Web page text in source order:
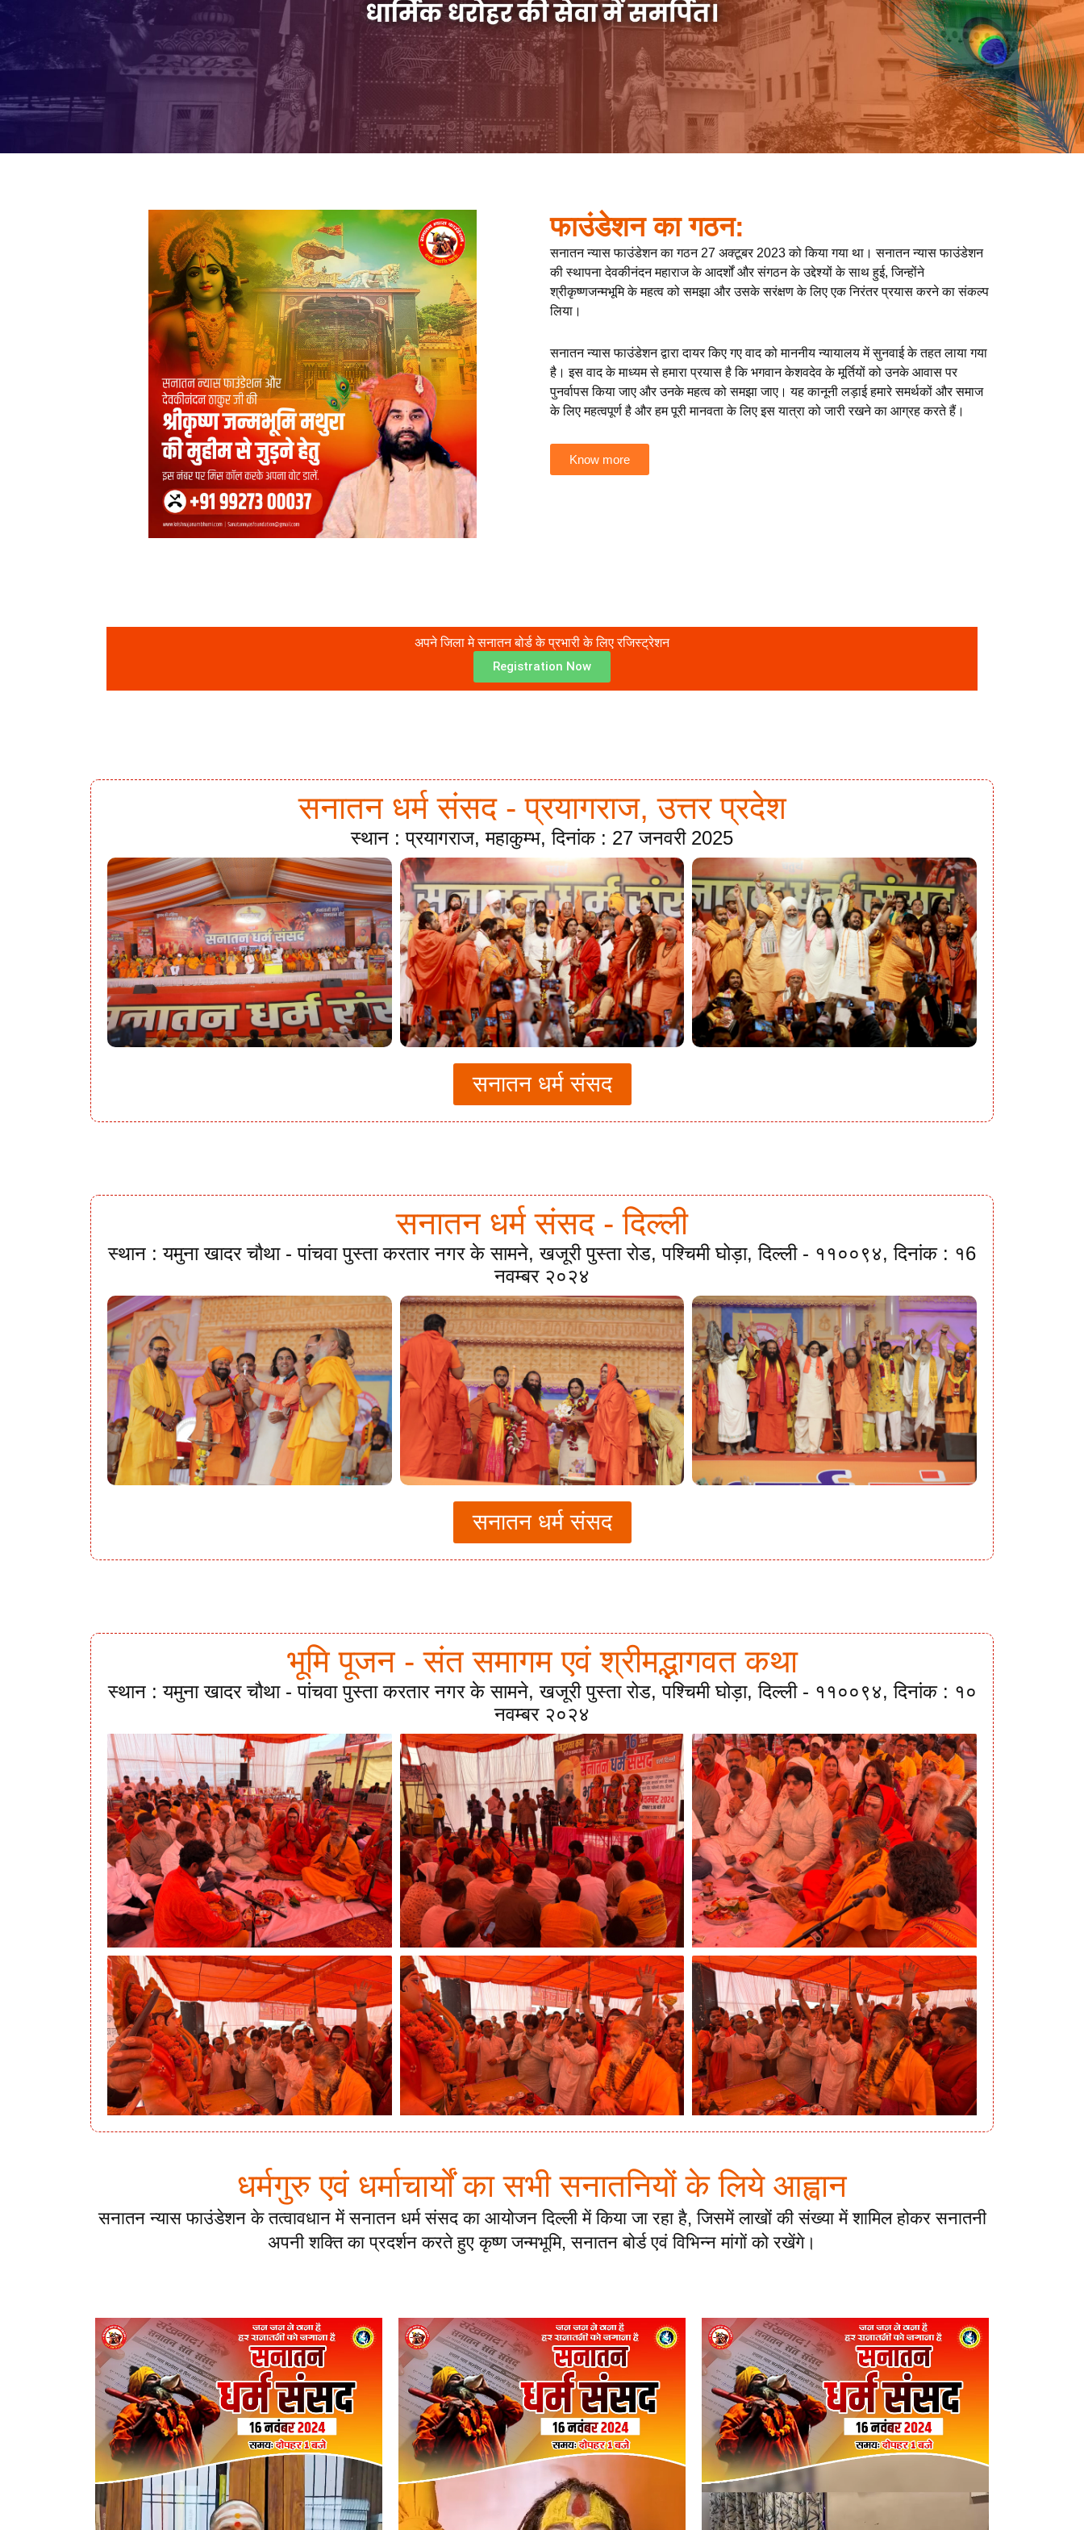
फाउंडेशन का गठन:
सनातन न्यास फाउंडेशन का गठन 27 अक्टूबर 2023 को किया गया था। सनातन न्यास फाउंडेशन
की स्थापना देवकीनंदन महाराज के आदर्शों और संगठन के उद्देश्यों के साथ हुई, जिन्होंने
श्रीकृष्णजन्मभूमि के महत्व को समझा और उसके सरंक्षण के लिए एक निरंतर प्रयास करने का संकल्प
लिया।
सनातन न्यास फाउंडेशन द्वारा दायर किए गए वाद को माननीय न्यायालय में सुनवाई के तहत लाया गया
है। इस वाद के माध्यम से हमारा प्रयास है कि भगवान केशवदेव के मूर्तियों को उनके आवास पर
पुनर्वापस किया जाए और उनके महत्व को समझा जाए। यह कानूनी लड़ाई हमारे समर्थकों और समाज
के लिए महत्वपूर्ण है और हम पूरी मानवता के लिए इस यात्रा को जारी रखने का आग्रह करते हैं।
Know more
अपने जिला मे सनातन बोर्ड के प्रभारी के लिए रजिस्ट्रेशन
Registration Now
सनातन धर्म संसद - प्रयागराज, उत्तर प्रदेश
स्थान : प्रयागराज, महाकुम्भ, दिनांक : 27 जनवरी 2025
सनातन धर्म संसद
सनातन धर्म संसद - दिल्ली
स्थान : यमुना खादर चौथा - पांचवा पुस्ता करतार नगर के सामने, खजूरी पुस्ता रोड, पश्चिमी घोड़ा, दिल्ली - ११००९४, दिनांक : १6
नवम्बर २०२४
सनातन धर्म संसद
भूमि पूजन - संत समागम एवं श्रीमद्भागवत कथा
स्थान : यमुना खादर चौथा - पांचवा पुस्ता करतार नगर के सामने, खजूरी पुस्ता रोड, पश्चिमी घोड़ा, दिल्ली - ११००९४, दिनांक : १०
नवम्बर २०२४
धर्मगुरु एवं धर्माचार्यों का सभी सनातनियों के लिये आह्वान
सनातन न्यास फाउंडेशन के तत्वावधान में सनातन धर्म संसद का आयोजन दिल्ली में किया जा रहा है, जिसमें लाखों की संख्या में शामिल होकर सनातनी
अपनी शक्ति का प्रदर्शन करते हुए कृष्ण जन्मभूमि, सनातन बोर्ड एवं विभिन्न मांगों को रखेंगे।